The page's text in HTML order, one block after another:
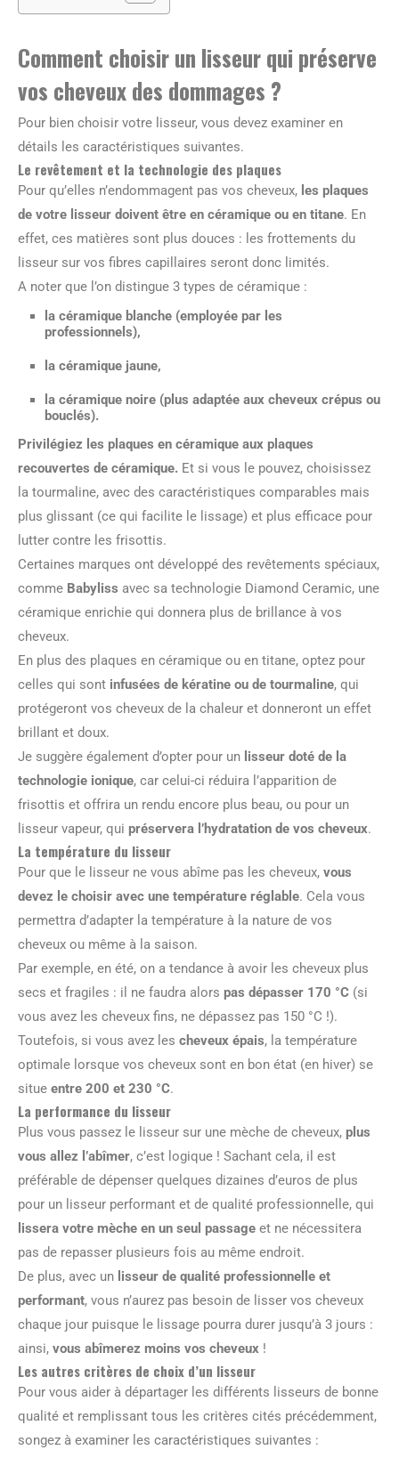
Comment choisir un lisseur qui préserve
vos cheveux des dommages ?
Pour bien choisir votre lisseur, vous devez examiner en
détails les caractéristiques suivantes.
Le revêtement et la technologie des plaques
Pour qu’elles n’endommagent pas vos cheveux, les plaques
de votre lisseur doivent être en céramique ou en titane. En
effet, ces matières sont plus douces : les frottements du
lisseur sur vos fibres capillaires seront donc limités.
A noter que l’on distingue 3 types de céramique :
la céramique blanche (employée par les
professionnels),
la céramique jaune,
la céramique noire (plus adaptée aux cheveux crépus ou
bouclés).
Privilégiez les plaques en céramique aux plaques
recouvertes de céramique. Et si vous le pouvez, choisissez
la tourmaline, avec des caractéristiques comparables mais
plus glissant (ce qui facilite le lissage) et plus efficace pour
lutter contre les frisottis.
Certaines marques ont développé des revêtements spéciaux,
comme Babyliss avec sa technologie Diamond Ceramic, une
céramique enrichie qui donnera plus de brillance à vos
cheveux.
En plus des plaques en céramique ou en titane, optez pour
celles qui sont infusées de kératine ou de tourmaline, qui
protégeront vos cheveux de la chaleur et donneront un effet
brillant et doux.
Je suggère également d’opter pour un lisseur doté de la
technologie ionique, car celui-ci réduira l’apparition de
frisottis et offrira un rendu encore plus beau, ou pour un
lisseur vapeur, qui préservera l’hydratation de vos cheveux.
La température du lisseur
Pour que le lisseur ne vous abîme pas les cheveux, vous
devez le choisir avec une température réglable. Cela vous
permettra d’adapter la température à la nature de vos
cheveux ou même à la saison.
Par exemple, en été, on a tendance à avoir les cheveux plus
secs et fragiles : il ne faudra alors pas dépasser 170 °C (si
vous avez les cheveux fins, ne dépassez pas 150 °C !).
Toutefois, si vous avez les cheveux épais, la température
optimale lorsque vos cheveux sont en bon état (en hiver) se
situe entre 200 et 230 °C.
La performance du lisseur
Plus vous passez le lisseur sur une mèche de cheveux, plus
vous allez l’abîmer, c’est logique ! Sachant cela, il est
préférable de dépenser quelques dizaines d’euros de plus
pour un lisseur performant et de qualité professionnelle, qui
lissera votre mèche en un seul passage et ne nécessitera
pas de repasser plusieurs fois au même endroit.
De plus, avec un lisseur de qualité professionnelle et
performant, vous n’aurez pas besoin de lisser vos cheveux
chaque jour puisque le lissage pourra durer jusqu’à 3 jours :
ainsi, vous abîmerez moins vos cheveux !
Les autres critères de choix d’un lisseur
Pour vous aider à départager les différents lisseurs de bonne
qualité et remplissant tous les critères cités précédemment,
songez à examiner les caractéristiques suivantes :